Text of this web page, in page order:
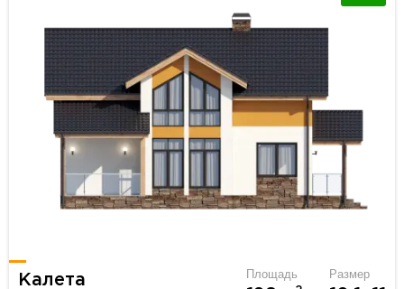
Калета Площадь Размер